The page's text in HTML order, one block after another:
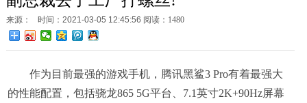
来源： 时间：2021-03-05 12:45:56 阅读：1480
作为目前最强的游戏手机，腾讯黑鲨3 Pro有着最强大
的性能配置，包括骁龙865 5G平台、7.1英寸2K+90Hz屏幕